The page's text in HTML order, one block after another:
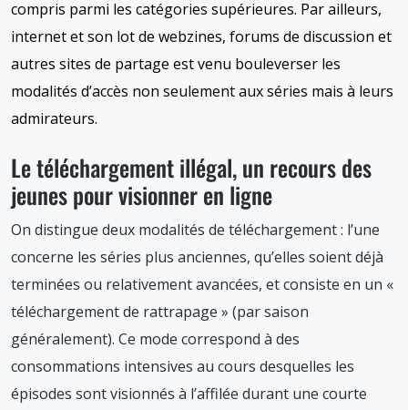
compris parmi les catégories supérieures. Par ailleurs,
internet et son lot de webzines, forums de discussion et
autres sites de partage est venu bouleverser les
modalités d’accès non seulement aux séries mais à leurs
admirateurs.
Le téléchargement illégal, un recours des
jeunes pour visionner en ligne
On distingue deux modalités de téléchargement : l’une
concerne les séries plus anciennes, qu’elles soient déjà
terminées ou relativement avancées, et consiste en un «
téléchargement de rattrapage » (par saison
généralement). Ce mode correspond à des
consommations intensives au cours desquelles les
épisodes sont visionnés à l’affilée durant une courte